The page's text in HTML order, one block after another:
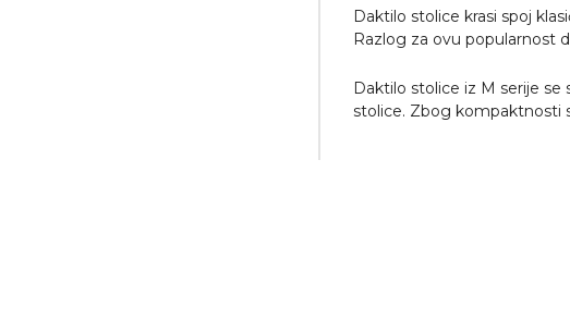
Daktilo stolice krasi spoj
Razlog za ovu popularnost
Daktilo stolice iz M serije se
stolice. Zbog kompaktnosti